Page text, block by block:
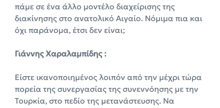
πάμε σε ένα άλλο μοντέλο διαχείρισης της
διακίνησης στο ανατολικό Αιγαίο. Νόμιμα πια και
όχι παράνομα, έτσι δεν είναι;
Γιάννης Χαραλαμπίδης :
Είστε ικανοποιημένος λοιπόν από την μέχρι τώρα
πορεία της συνεργασίας της συνεννόησης με την
Τουρκία, στο πεδίο της μετανάστευσης. Να